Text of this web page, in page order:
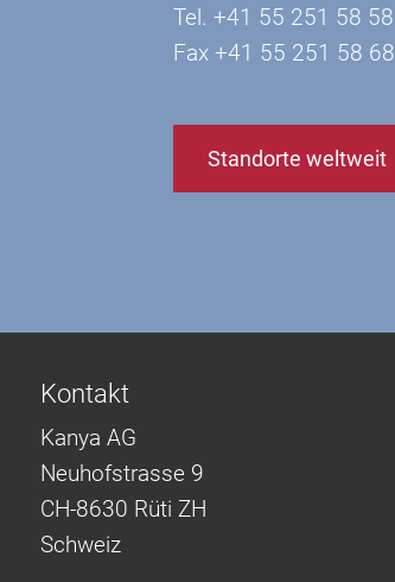
Tel. +41 55 251 58 58
Fax +41 55 251 58 68
Standorte weltweit
Kontakt
Kanya AG
Neuhofstrasse 9
CH-8630 Rüti ZH
Schweiz